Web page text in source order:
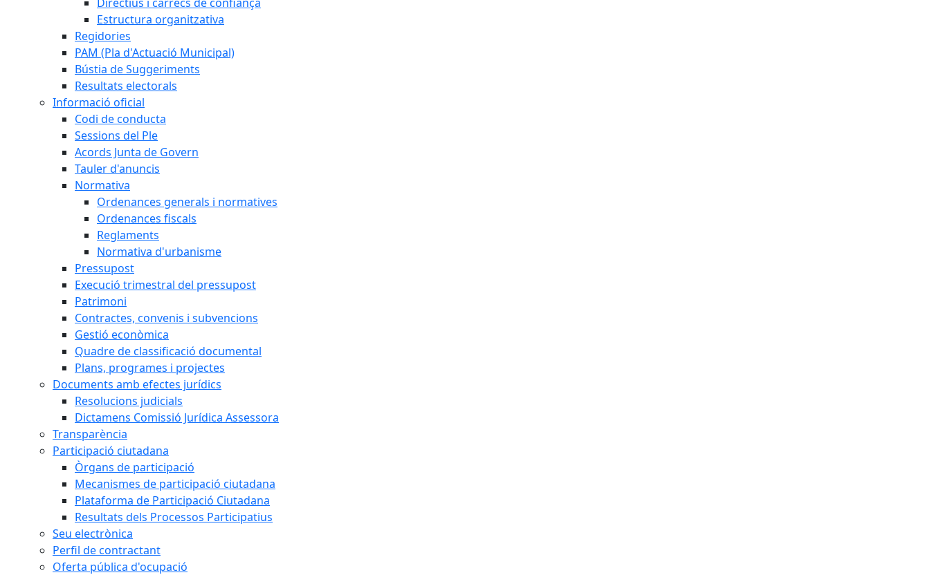
Estructura organitzativa
Regidories
PAM (Pla d'Actuació Municipal)
Bústia de Suggeriments
Resultats electorals
Informació oficial
Codi de conducta
Sessions del Ple
Acords Junta de Govern
Tauler d'anuncis
Normativa
Ordenances generals i normatives
Ordenances fiscals
Reglaments
Normativa d'urbanisme
Pressupost
Execució trimestral del pressupost
Patrimoni
Contractes, convenis i subvencions
Gestió econòmica
Quadre de classificació documental
Plans, programes i projectes
Documents amb efectes jurídics
Resolucions judicials
Dictamens Comissió Jurídica Assessora
Transparència
Participació ciutadana
Òrgans de participació
Mecanismes de participació ciutadana
Plataforma de Participació Ciutadana
Resultats dels Processos Participatius
Seu electrònica
Perfil de contractant
Oferta pública d'ocupació